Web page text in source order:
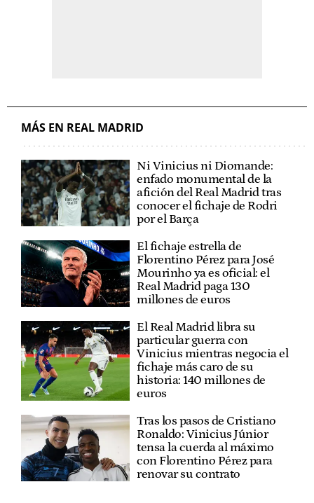
MÁS EN REAL MADRID
Ni Vinicius ni Diomande:
enfado monumental de la
afición del Real Madrid tras
conocer el fichaje de Rodri
por el Barça
El fichaje estrella de
Florentino Pérez para José
Mourinho ya es oficial: el
Real Madrid paga 130
millones de euros
El Real Madrid libra su
particular guerra con
Vinicius mientras negocia el
fichaje más caro de su
historia: 140 millones de
euros
Tras los pasos de Cristiano
Ronaldo: Vinicius Júnior
tensa la cuerda al máximo
con Florentino Pérez para
renovar su contrato